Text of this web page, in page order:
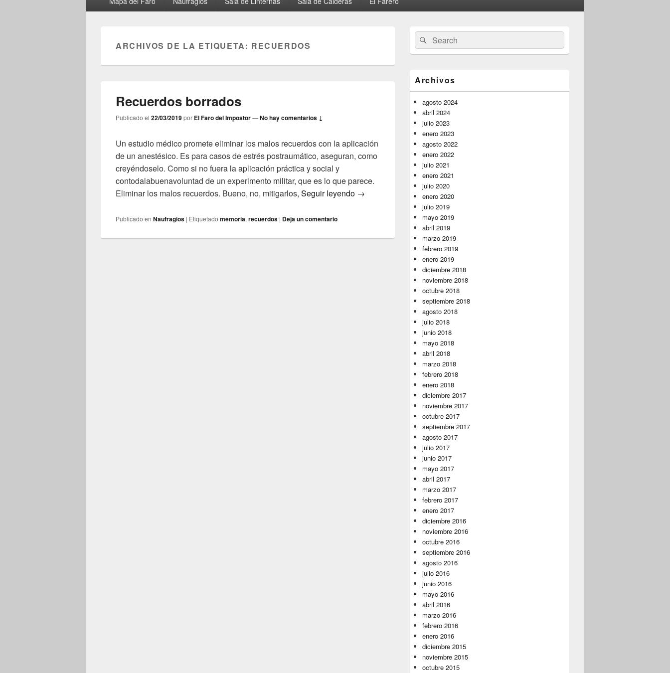
principal
ARCHIVOS DE LA ETIQUETA: RECUERDOS
Recuerdos borrados
Publicado el 22/03/2019por El Faro del Impostor—No hay comentarios ↓
Un estudio médico promete eliminar los malos recuerdos con la aplicación
de un anestésico. Es para casos de estrés postraumático, aseguran, como
creyéndoselo. Como si no fuera la aplicación práctica y social y
contodalabuenavoluntad de un experimento militar, que es lo que parece.
Eliminar los malos recuerdos. Bueno, no, mitigarlos, Seguir leyendo Recuerdos borrados
→
Publicado en Naufragios | Etiquetado memoria, recuerdos | Deja un comentario
área
de
widget
lateral
primaria
Buscar
por:
Buscar
Archivos
agosto 2024
abril 2024
julio 2023
enero 2023
agosto 2022
enero 2022
julio 2021
enero 2021
julio 2020
enero 2020
julio 2019
mayo 2019
abril 2019
marzo 2019
febrero 2019
enero 2019
diciembre 2018
noviembre 2018
octubre 2018
septiembre 2018
agosto 2018
julio 2018
junio 2018
mayo 2018
abril 2018
marzo 2018
febrero 2018
enero 2018
diciembre 2017
noviembre 2017
octubre 2017
septiembre 2017
agosto 2017
julio 2017
junio 2017
mayo 2017
abril 2017
marzo 2017
febrero 2017
enero 2017
diciembre 2016
noviembre 2016
octubre 2016
septiembre 2016
agosto 2016
julio 2016
junio 2016
mayo 2016
abril 2016
marzo 2016
febrero 2016
enero 2016
diciembre 2015
noviembre 2015
octubre 2015